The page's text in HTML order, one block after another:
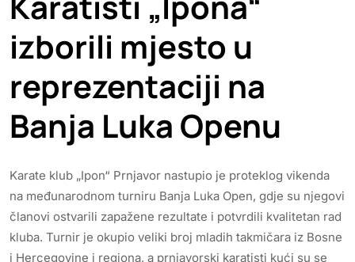
izborili mjesto u
reprezentaciji na
Banja Luka Openu
Karate klub „Ipon“ Prnjavor nastupio je proteklog vikenda
na međunarodnom turniru Banja Luka Open, gdje su njegovi
članovi ostvarili zapažene rezultate i potvrdili kvalitetan rad
kluba. Turnir je okupio veliki broj mladih takmičara iz Bosne
i Hercegovine i regiona, a prnjavorski karatisti kući su se